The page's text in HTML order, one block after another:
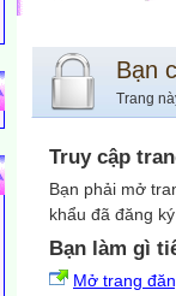
Bạn
Trang
Truy cập
Bạn phải mở
khẩu đã đăng
Bạn làm gì
Mở trang